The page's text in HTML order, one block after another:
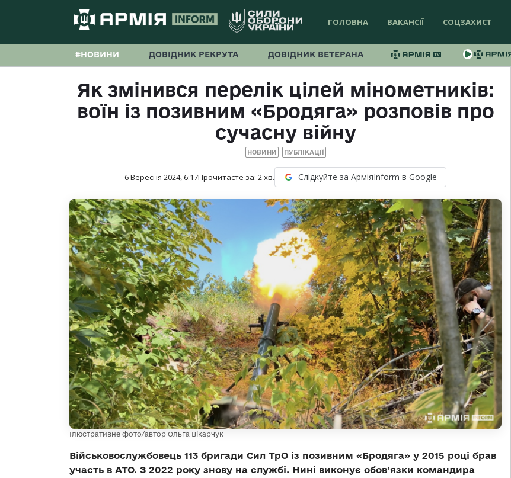
ГОЛОВНА ВАКАНСІЇ СОЦЗАХИСТ
#НОВИНИ ДОВІДНИК РЕКРУТА ДОВІДНИК ВЕТЕРАНА
Як змінився перелік цілей мінометників:
воїн із позивним «Бродяга» розповів про
сучасну війну
НОВИНИ ПУБЛІКАЦІЇ
6 Вересня 2024, 6:17Прочитаєте за: 2хв. Слідкуйте за АрміяInform в Google
Ілюстративне фото/автор Ольга Вікарчук
Військовослужбовець 113 бригади Сил ТрО із позивним «Бродяга» у 2015 році брав
участь в АТО. З 2022 року знову на службі. Нині виконує обов’язки командира